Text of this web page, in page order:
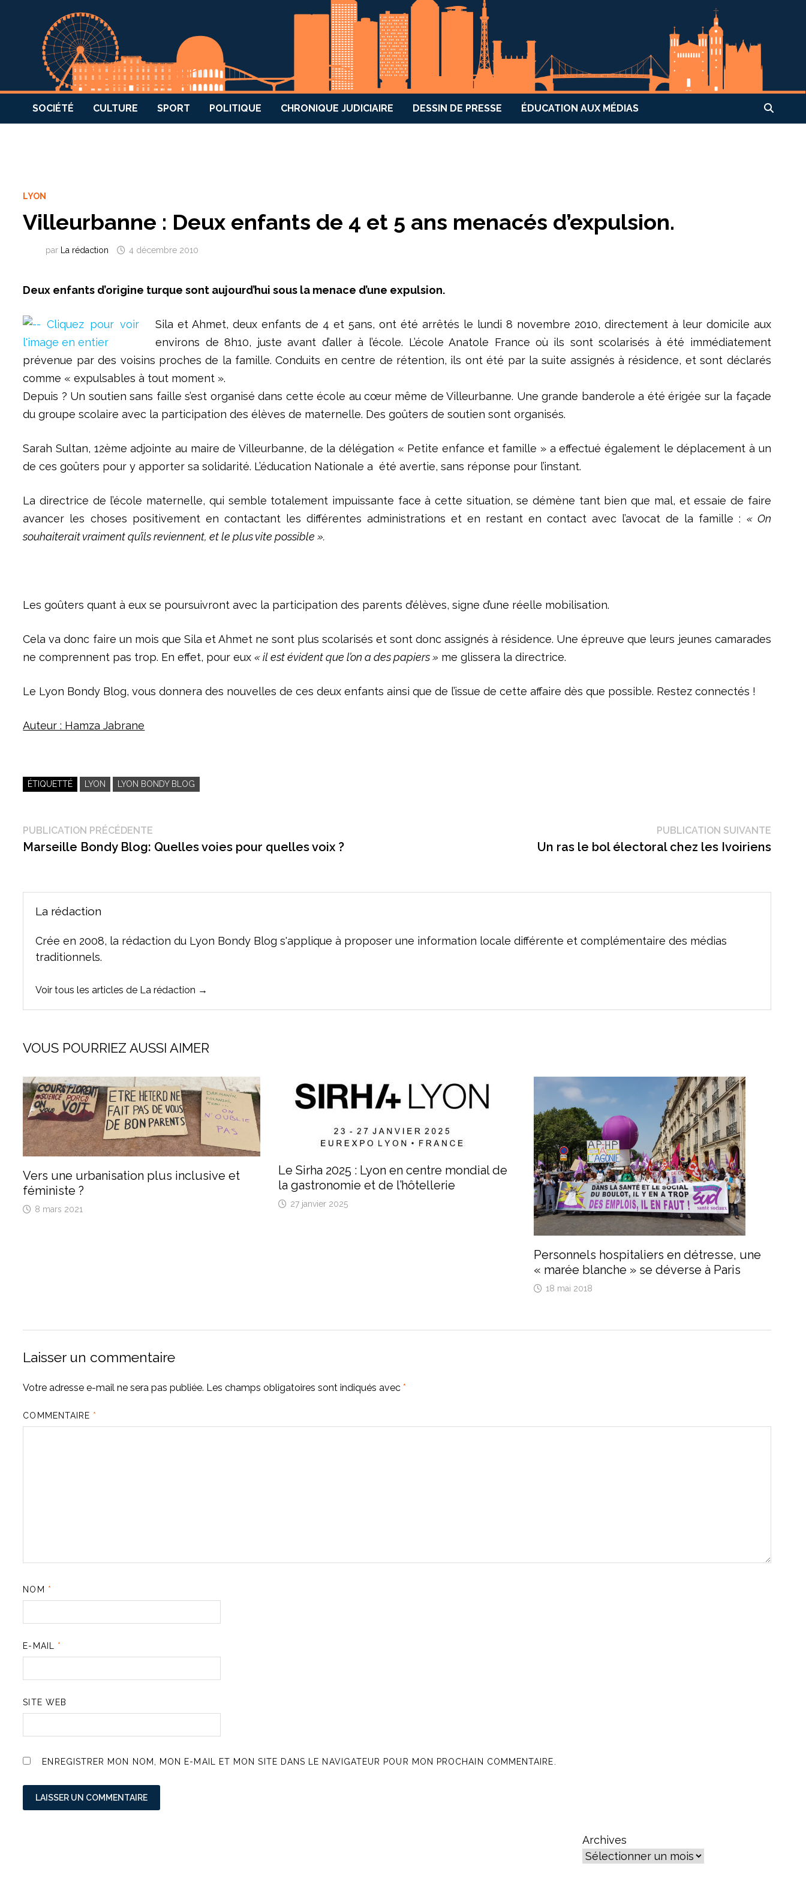
SOCIÉTÉ CULTURE SPORT POLITIQUE CHRONIQUE JUDICIAIRE DESSIN DE PRESSE ÉDUCATION AUX MÉDIAS
LYON
Villeurbanne : Deux enfants de 4 et 5 ans menacés d’expulsion.
par La rédaction 4 décembre 2010
Deux enfants d’origine turque sont aujourd’hui sous la menace d’une expulsion.
Sila et Ahmet, deux enfants de 4 et 5ans, ont été arrêtés le lundi 8 novembre 2010, directement à leur domicile aux
environs de 8h10, juste avant d’aller à l’école. L’école Anatole France où ils sont scolarisés à été immédiatement
prévenue par des voisins proches de la famille. Conduits en centre de rétention, ils ont été par la suite assignés à résidence, et sont déclarés
comme « expulsables à tout moment ».
Depuis ? Un soutien sans faille s’est organisé dans cette école au cœur même de Villeurbanne. Une grande banderole a été érigée sur la façade
du groupe scolaire avec la participation des élèves de maternelle. Des goûters de soutien sont organisés.
Sarah Sultan, 12ème adjointe au maire de Villeurbanne, de la délégation « Petite enfance et famille » a effectué également le déplacement à un
de ces goûters pour y apporter sa solidarité. L’éducation Nationale a été avertie, sans réponse pour l’instant.
La directrice de l’école maternelle, qui semble totalement impuissante face à cette situation, se démène tant bien que mal, et essaie de faire
avancer les choses positivement en contactant les différentes administrations et en restant en contact avec l’avocat de la famille : « On
souhaiterait vraiment qu’ils reviennent, et le plus vite possible ».
Les goûters quant à eux se poursuivront avec la participation des parents d’élèves, signe d’une réelle mobilisation.
Cela va donc faire un mois que Sila et Ahmet ne sont plus scolarisés et sont donc assignés à résidence. Une épreuve que leurs jeunes camarades
ne comprennent pas trop. En effet, pour eux« il est évident que l’on a des papiers » me glissera la directrice.
Le Lyon Bondy Blog, vous donnera des nouvelles de ces deux enfants ainsi que de l’issue de cette affaire dès que possible. Restez connectés !
Auteur : Hamza Jabrane
ÉTIQUETTÉ LYON LYON BONDY BLOG
Navigation
de
PUBLICATION PRÉCÉDENTE
précédente :
Marseille Bondy Blog: Quelles voies pour quelles voix ?
PUBLICATION SUIVANTE
Un ras le bol électoral chez les Ivoiriens
La rédaction
Crée en 2008, la rédaction du Lyon Bondy Blog s'applique à proposer une information locale différente et complémentaire des médias
traditionnels.
Voir tous les articles de La rédaction →
VOUS POURRIEZ AUSSI AIMER
Vers une urbanisation plus inclusive et
féministe ?
8 mars 2021
Le Sirha 2025 : Lyon en centre mondial de
la gastronomie et de l’hôtellerie
27 janvier 2025
Personnels hospitaliers en détresse, une
« marée blanche » se déverse à Paris
18 mai 2018
Laisser un commentaire
Votre adresse e-mail ne sera pas publiée. Les champs obligatoires sont indiqués avec*
COMMENTAIRE *
NOM *
E-MAIL *
SITE WEB
ENREGISTRER MON NOM, MON E-MAIL ET MON SITE DANS LE NAVIGATEUR POUR MON PROCHAIN COMMENTAIRE.
Archives